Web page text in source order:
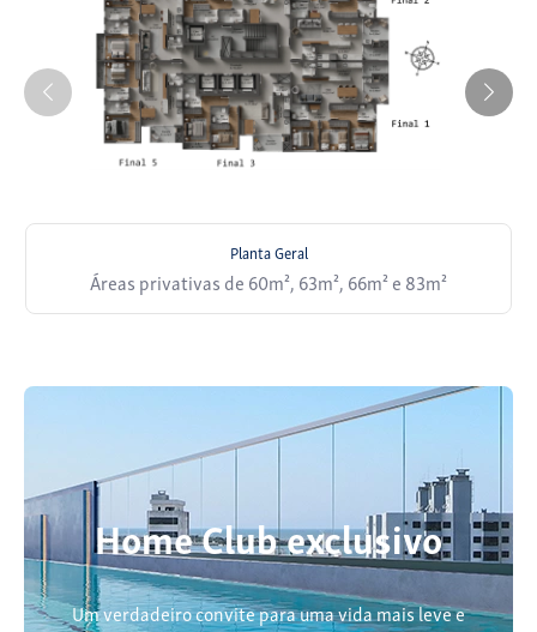
Planta Geral
Áreas privativas de 60m², 63m², 66m² e 83m²
Home Club exclusivo
Um verdadeiro convite para uma vida mais leve e